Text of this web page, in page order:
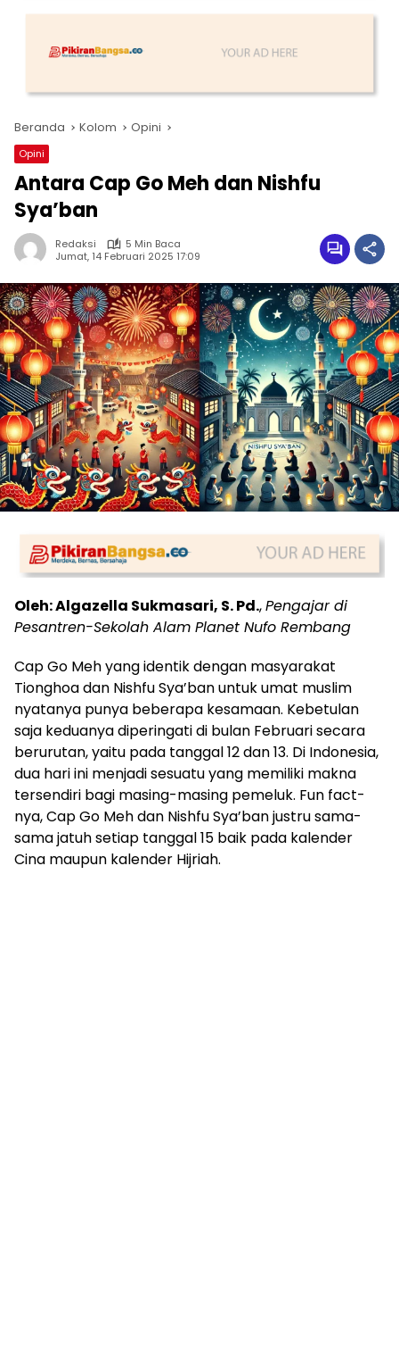
Beranda Kolom Opini
Opini
Antara Cap Go Meh dan Nishfu
Sya’ban
Redaksi
5 Min Baca
Jumat, 14 Februari 2025 17:09
Oleh: Algazella Sukmasari, S. Pd.,Pengajar di
Pesantren-Sekolah Alam Planet Nufo Rembang
Cap Go Meh yang identik dengan masyarakat
Tionghoa dan Nishfu Sya’ban untuk umat muslim
nyatanya punya beberapa kesamaan. Kebetulan
saja keduanya diperingati di bulan Februari secara
berurutan, yaitu pada tanggal 12 dan 13. Di Indonesia,
dua hari ini menjadi sesuatu yang memiliki makna
tersendiri bagi masing-masing pemeluk. Fun fact-
nya, Cap Go Meh dan Nishfu Sya’ban justru sama-
sama jatuh setiap tanggal 15 baik pada kalender
Cina maupun kalender Hijriah.